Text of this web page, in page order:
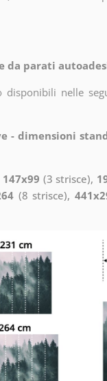
parati
disponibili nelle
- dimensioni
147x99 (3 strisce),
(8 strisce),